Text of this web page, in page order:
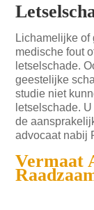
Lichamelijke
medische fout
letselschade.
geestelijke
studie niet
letselschade.
de
advocaat nabij
Vermaat